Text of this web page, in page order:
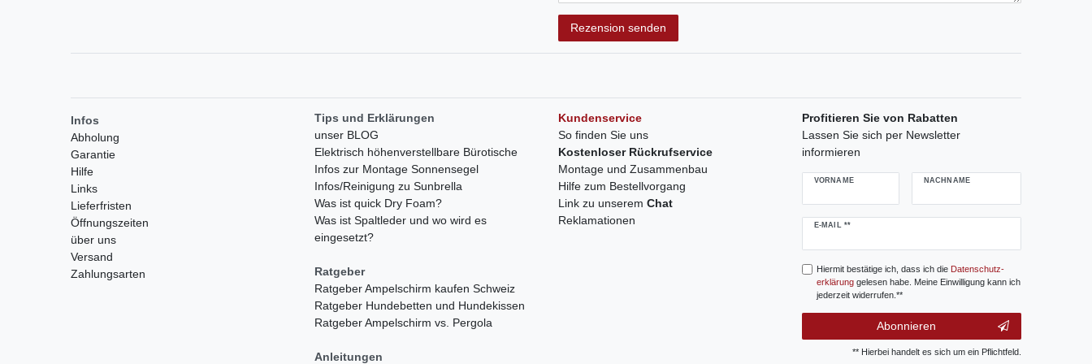
Rezension senden
Infos
Abholung
Garantie
Hilfe
Links
Lieferfristen
Öffnungszeiten
über uns
Versand
Zahlungsarten
Tips und Erklärungen
unser BLOG
Elektrisch höhenverstellbare Bürotische
Infos zur Montage Sonnensegel
Infos/Reinigung zu Sunbrella
Was ist quick Dry Foam?
Was ist Spaltleder und wo wird es
eingesetzt?
Ratgeber
Ratgeber Ampelschirm kaufen Schweiz
Ratgeber Hundebetten und Hundekissen
Ratgeber Ampelschirm vs. Pergola
Anleitungen
Kundenservice
So finden Sie uns
Kostenloser Rückrufservice
Montage und Zusammenbau
Hilfe zum Bestellvorgang
Link zu unserem Chat
Reklamationen
Profitieren Sie von Rabatten
Lassen Sie sich per Newsletter
informieren
VORNAME NACHNAME
E-MAIL **
Newsletter
Hiermit bestätige ich, dass ich die Daten­schutz­
erklärunggelesen habe. Meine Einwilligung kann ich
jederzeit widerrufen.**
Abonnieren
** Hierbei handelt es sich um ein Pflichtfeld.